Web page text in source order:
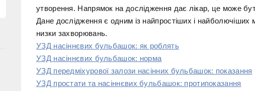
утворення. Напрямок на дослідження дає лікар, це може
Дане дослідження є одним із найпростіших і найболючіших
низки захворювань.
УЗД насіннєвих бульбашок: як роблять
УЗД насіннєвих бульбашок: норма
УЗД передміхурової залози насінних бульбашок: показання
УЗД простати та насіннєвих бульбашок: протипоказання